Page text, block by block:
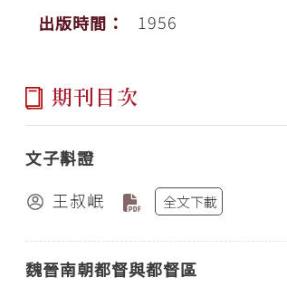
出版時間：
1956
期刊目次
文子斠證
王叔岷
全文下載
魏晉南朝都督與都督區